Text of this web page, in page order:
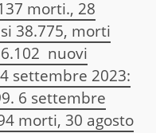
morti., 28
38.775, morti
nuovi
settembre 2023:
6 settembre
morti, 30 agosto